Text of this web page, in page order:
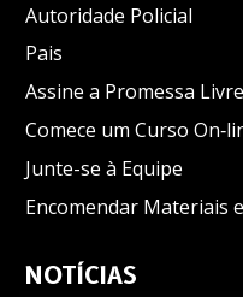
Autoridade Policial
Pais
Assine a Promessa
Comece um Curso
Junte-se à Equipe
Encomendar Materiais
NOTÍCIAS